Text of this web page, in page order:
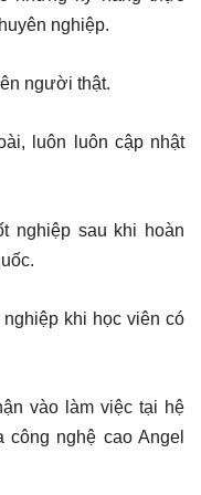
nghiệp.
người thật.
luôn luôn cập nhật
nghiệp sau khi hoàn
khi học viên có
vào làm việc tại hệ
nghệ cao Angel